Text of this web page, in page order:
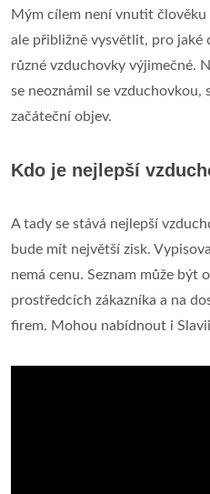
Mým cílem není vnutit člověku
ale přibližně vysvětlit, pro jaké
různé vzduchovky výjimečné.
se neoznámil se vzduchovkou,
začáteční objev.
Kdo je nejlepší
A tady se stává nejlepší
bude mít největší zisk.
nemá cenu. Seznam může být
prostředcích zákazníka a na
firem. Mohou nabídnout i